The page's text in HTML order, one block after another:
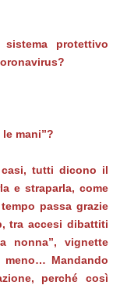
protettivo
mani”?
tutti dicono il
e straparla, come
passa grazie
tra accesi dibattiti
nonna”, vignette
meno… Mandando
perché così